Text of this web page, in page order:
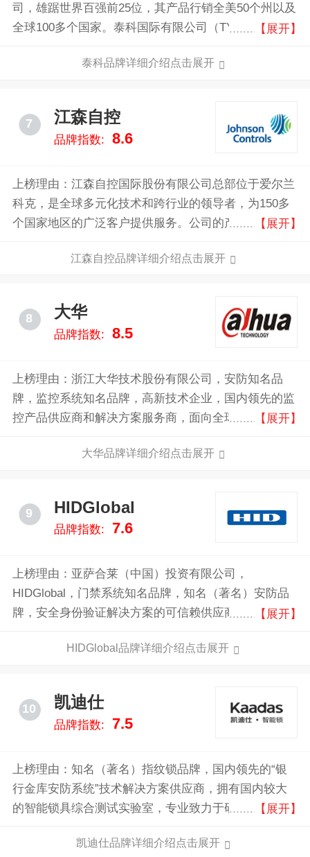
司，雄踞世界百强前25位，其产品行销全美50个州以及
全球100多个国家。泰科国际有限公司（TYCO），财
元化跨国企业，致力于在消防安全、医疗保健、电子、
【展开】
泰科品牌详细介绍点击展开
7 江森自控
品牌指数: 8.6
上榜理由：江森自控国际股份有限公司总部位于爱尔兰
科克，是全球多元化技术和跨行业的领导者，为150多
个国家地区的广泛客户提供服务。公司的产品和解决方
从而提高空间的安全性，舒适性和智能性，从而为客户
点帮助其客户赢得利益并为所有利益相关者创造更大的
价值。
【展开】
江森自控品牌详细介绍点击展开
8 大华
品牌指数: 8.5
上榜理由：浙江大华技术股份有限公司，安防知名品
牌，监控系统知名品牌，高新技术企业，国内领先的监
控产品供应商和解决方案服务商，面向全球提供领先的
【展开】
大华品牌详细介绍点击展开
9 HIDGlobal
品牌指数: 7.6
上榜理由：亚萨合莱（中国）投资有限公司，
HIDGlobal，门禁系统知名品牌，知名（著名）安防品
牌，安全身份验证解决方案的可信赖供应商，物理门禁
【展开】
HIDGlobal品牌详细介绍点击展开
10 凯迪仕
品牌指数: 7.5
上榜理由：知名（著名）指纹锁品牌，国内领先的“银
行金库安防系统”技术解决方案供应商，拥有国内较大
的智能锁具综合测试实验室，专业致力于研发和制造品
【展开】
凯迪仕品牌详细介绍点击展开